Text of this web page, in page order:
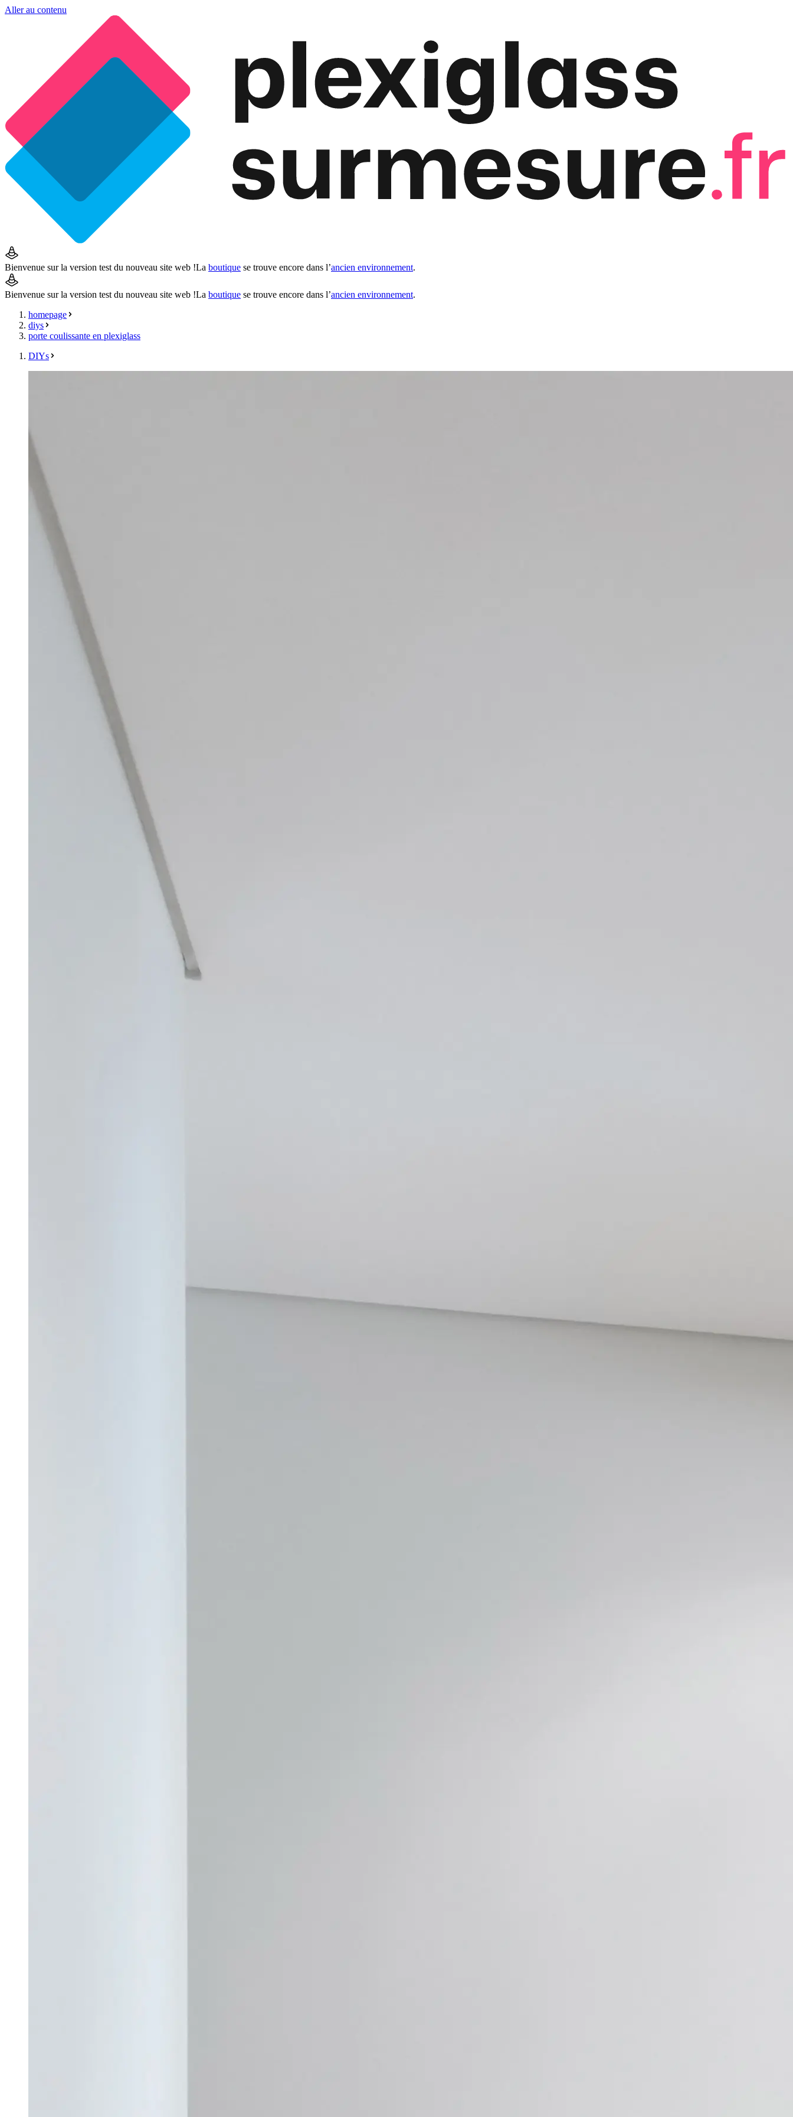
Aller au contenu
Bienvenue sur la version test du nouveau site web !La boutique se trouve encore dans l’ancien environnement.
Bienvenue sur la version test du nouveau site web !La boutique se trouve encore dans l’ancien environnement.
homepage
diys
porte coulissante en plexiglass
DIYs